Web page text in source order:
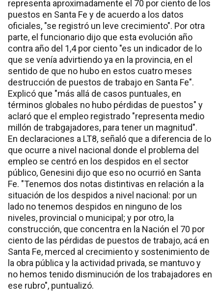
representa aproximadamente el 70 por ciento de los
puestos en Santa Fe y de acuerdo a los datos
oficiales, "se registró un leve crecimiento". Por otra
parte, el funcionario dijo que esta evolución año
contra año del 1,4 por ciento "es un indicador de lo
que se venía advirtiendo ya en la provincia, en el
sentido de que no hubo en estos cuatro meses
destrucción de puestos de trabajo en Santa Fe".
Explicó que "más allá de casos puntuales, en
términos globales no hubo pérdidas de puestos" y
aclaró que el empleo registrado "representa medio
millón de trabgajadores, para tener un magnitud".
En declaraciones a LT8, señaló que a diferencia de lo
que ocurre a nivel nacional donde el problema del
empleo se centró en los despidos en el sector
público, Genesini dijo que eso no ocurrió en Santa
Fe. "Tenemos dos notas distintivas en relación a la
situación de los despidos a nivel nacional: por un
lado no tenemos despidos en ninguno de los
niveles, provincial o municipal; y por otro, la
construcción, que concentra en la Nación el 70 por
ciento de las pérdidas de puestos de trabajo, acá en
Santa Fe, merced al crecimiento y sostenimiento de
la obra pública y la actividad privada, se mantuvo y
no hemos tenido disminución de los trabajadores en
ese rubro", puntualizó.